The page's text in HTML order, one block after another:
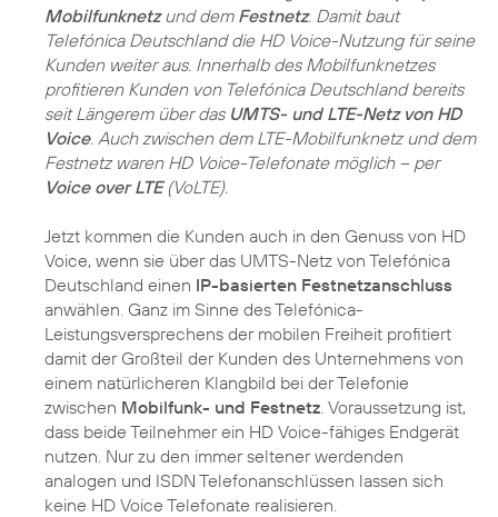
Mobilfunknetzund dem Festnetz. Damit baut
Telefónica Deutschland die HD Voice-Nutzung für seine
Kunden weiter aus. Innerhalb des Mobilfunknetzes
profitieren Kunden von Telefónica Deutschland bereits
seit Längerem über das UMTS- und LTE-Netz von HD
Voice. Auch zwischen dem LTE-Mobilfunknetz und dem
Festnetz waren HD Voice-Telefonate möglich – per
Voice over LTE(VoLTE).
Jetzt kommen die Kunden auch in den Genuss von HD
Voice, wenn sie über das UMTS-Netz von Telefónica
Deutschland einen IP-basierten Festnetzanschluss
anwählen. Ganz im Sinne des Telefónica-
Leistungsversprechens der mobilen Freiheit profitiert
damit der Großteil der Kunden des Unternehmens von
einem natürlicheren Klangbild bei der Telefonie
zwischen Mobilfunk- und Festnetz . Voraussetzung ist,
dass beide Teilnehmer ein HD Voice-fähiges Endgerät
nutzen. Nur zu den immer seltener werdenden
analogen und ISDN Telefonanschlüssen lassen sich
keine HD Voice Telefonate realisieren.